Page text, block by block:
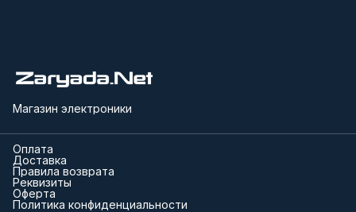
Магазин электроники
Оплата
Доставка
Правила возврата
Реквизиты
Оферта
Политика конфиденциальности